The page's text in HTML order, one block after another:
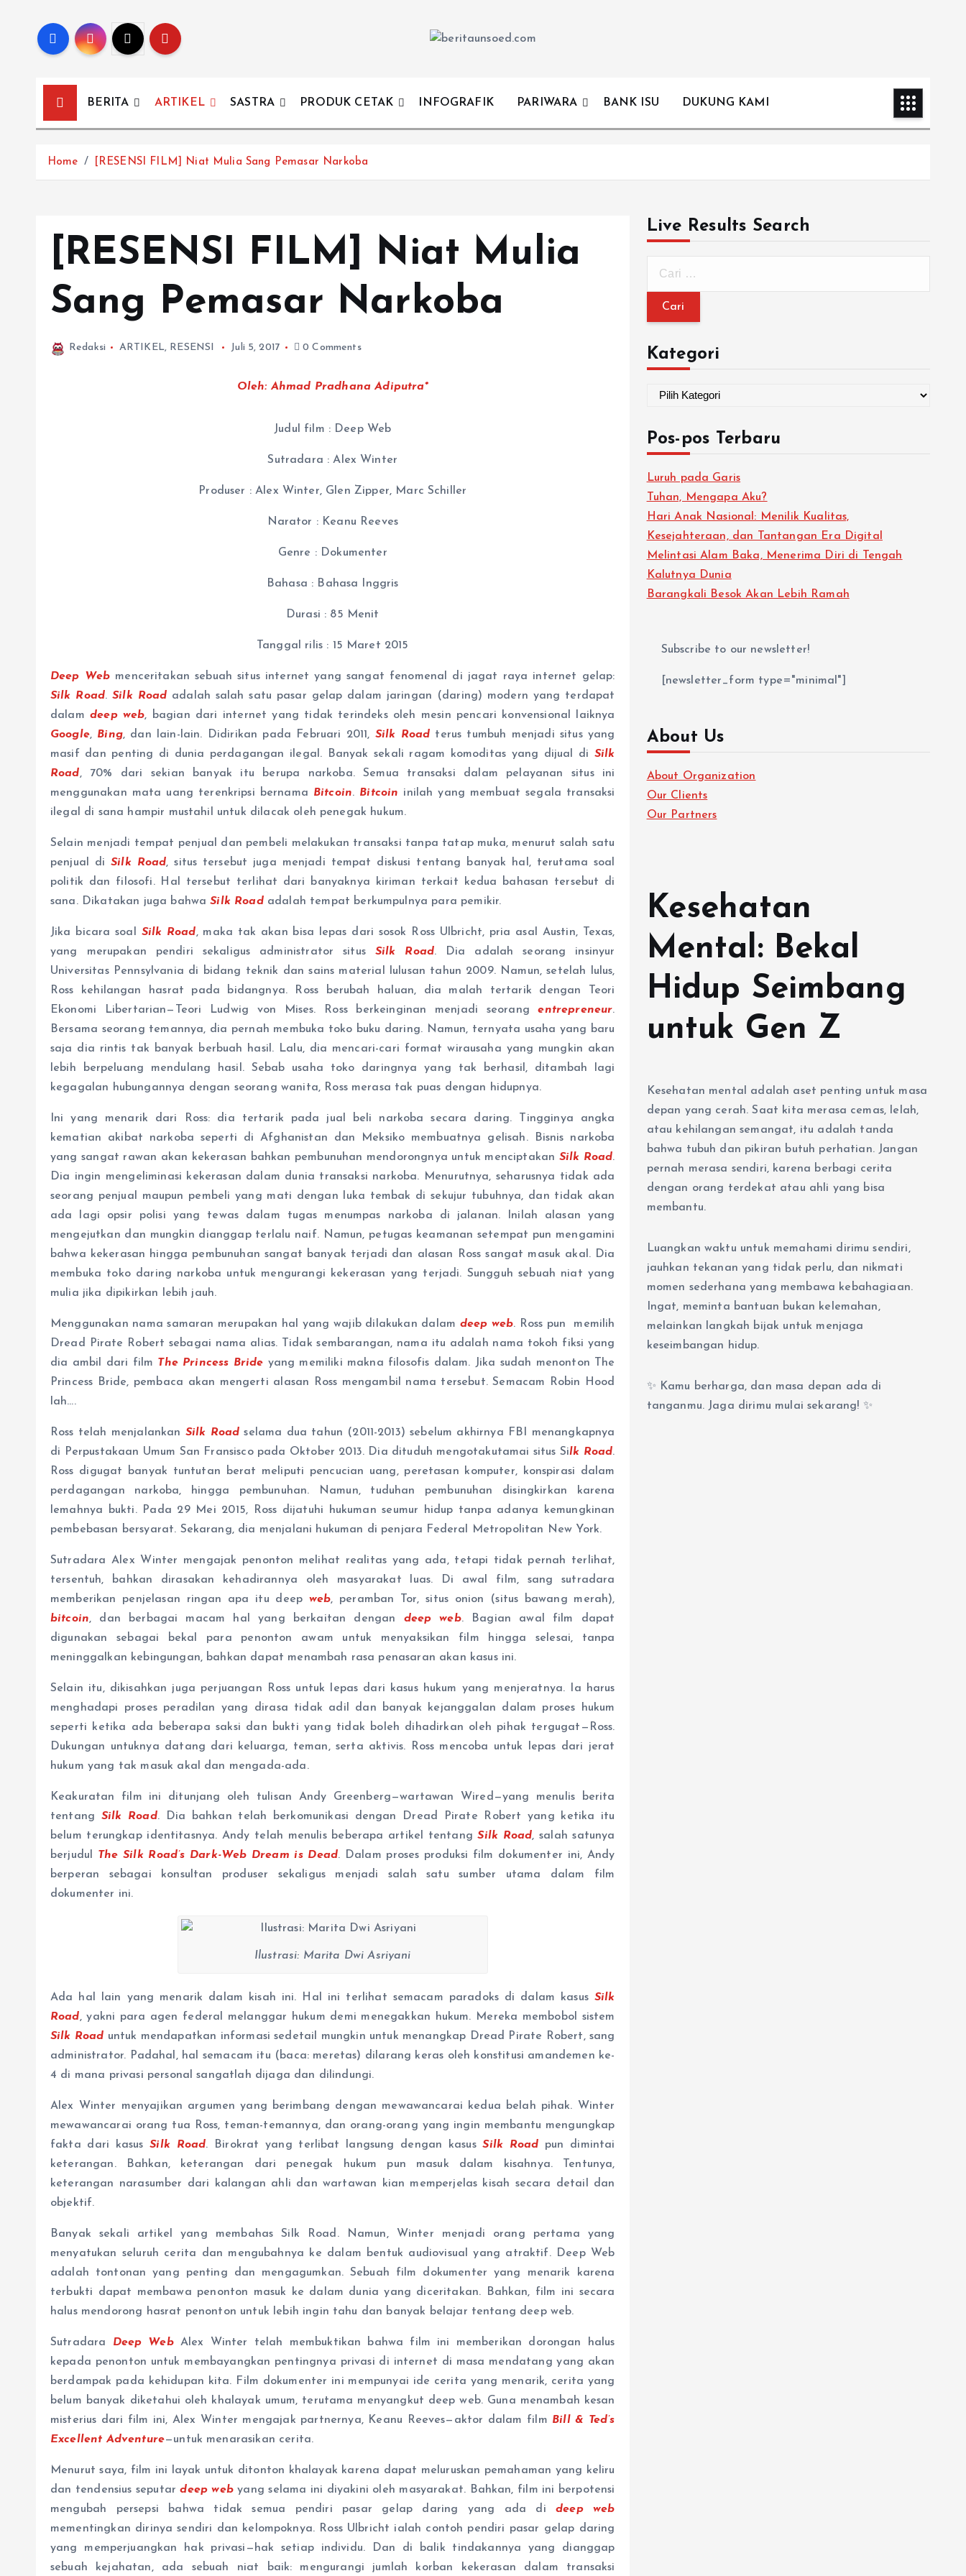
BERITA ARTIKEL SASTRA PRODUK CETAK INFOGRAFIK PARIWARA BANK ISU DUKUNG KAMI
Home [RESENSI FILM] Niat Mulia Sang Pemasar Narkoba
[RESENSI FILM] Niat Mulia
Sang Pemasar Narkoba
Redaksi ARTIKEL, RESENSI Juli 5, 2017 0 Comments
Oleh: Ahmad Pradhana Adiputra*
Judul film : Deep Web
Sutradara : Alex Winter
Produser : Alex Winter, Glen Zipper, Marc Schiller
Narator : Keanu Reeves
Genre : Dokumenter
Bahasa : Bahasa Inggris
Durasi : 85 Menit
Tanggal rilis : 15 Maret 2015
Deep Web menceritakan sebuah situs internet yang sangat fenomenal di jagat raya internet gelap:
Silk Road.Silk Road adalah salah satu pasar gelap dalam jaringan (daring) modern yang terdapat
dalamdeep web, bagian dari internet yang tidak terindeks oleh mesin pencari konvensional laiknya
Google, Bing, dan lain-lain. Didirikan pada Februari 2011, Silk Road terus tumbuh menjadi situs yang
masif dan penting di dunia perdagangan ilegal. Banyak sekali ragam komoditas yang dijual di Silk
Road, 70% dari sekian banyak itu berupa narkoba. Semua transaksi dalam pelayanan situs ini
menggunakan mata uang terenkripsi bernama Bitcoin. Bitcoin inilah yang membuat segala transaksi
ilegal di sana hampir mustahil untuk dilacak oleh penegak hukum.
Selain menjadi tempat penjual dan pembeli melakukan transaksi tanpa tatap muka, menurut salah satu
penjual diSilk Road, situs tersebut juga menjadi tempat diskusi tentang banyak hal, terutama soal
politik dan filosofi. Hal tersebut terlihat dari banyaknya kiriman terkait kedua bahasan tersebut di
sana. Dikatakan juga bahwaSilk Roadadalah tempat berkumpulnya para pemikir.
Jika bicara soal Silk Road, maka tak akan bisa lepas dari sosok Ross Ulbricht, pria asal Austin, Texas,
yang merupakan pendiri sekaligus administrator situs Silk Road. Dia adalah seorang insinyur
Universitas Pennsylvania di bidang teknik dan sains material lulusan tahun 2009. Namun, setelah lulus,
Ross kehilangan hasrat pada bidangnya. Ross berubah haluan, dia malah tertarik dengan Teori
Ekonomi Libertarian—Teori Ludwig von Mises. Ross berkeinginan menjadi seorangentrepreneur.
Bersama seorang temannya, dia pernah membuka toko buku daring. Namun, ternyata usaha yang baru
saja dia rintis tak banyak berbuah hasil. Lalu, dia mencari-cari format wirausaha yang mungkin akan
lebih berpeluang mendulang hasil. Sebab usaha toko daringnya yang tak berhasil, ditambah lagi
kegagalan hubungannya dengan seorang wanita, Ross merasa tak puas dengan hidupnya.
Ini yang menarik dari Ross: dia tertarik pada jual beli narkoba secara daring. Tingginya angka
kematian akibat narkoba seperti di Afghanistan dan Meksiko membuatnya gelisah. Bisnis narkoba
yang sangat rawan akan kekerasan bahkan pembunuhan mendorongnya untuk menciptakan Silk Road.
Dia ingin mengeliminasi kekerasan dalam dunia transaksi narkoba. Menurutnya, seharusnya tidak ada
seorang penjual maupun pembeli yang mati dengan luka tembak di sekujur tubuhnya, dan tidak akan
ada lagi opsir polisi yang tewas dalam tugas menumpas narkoba di jalanan. Inilah alasan yang
mengejutkan dan mungkin dianggap terlalu naif. Namun, petugas keamanan setempat pun mengamini
bahwa kekerasan hingga pembunuhan sangat banyak terjadi dan alasan Ross sangat masuk akal. Dia
membuka toko daring narkoba untuk mengurangi kekerasan yang terjadi. Sungguh sebuah niat yang
mulia jika dipikirkan lebih jauh.
Menggunakan nama samaran merupakan hal yang wajib dilakukan dalam deep web. Ross pun memilih
Dread Pirate Robert sebagai nama alias. Tidak sembarangan, nama itu adalah nama tokoh fiksi yang
dia ambil dari film The Princess Bride yang memiliki makna filosofis dalam. Jika sudah menonton The
Princess Bride, pembaca akan mengerti alasan Ross mengambil nama tersebut. Semacam Robin Hood
lah….
Ross telah menjalankan Silk Road selama dua tahun (2011-2013) sebelum akhirnya FBI menangkapnya
di Perpustakaan Umum San Fransisco pada Oktober 2013. Dia dituduh mengotakutamai situs Silk Road.
Ross digugat banyak tuntutan berat meliputi pencucian uang, peretasan komputer, konspirasi dalam
perdagangan narkoba, hingga pembunuhan. Namun, tuduhan pembunuhan disingkirkan karena
lemahnya bukti. Pada 29 Mei 2015, Ross dijatuhi hukuman seumur hidup tanpa adanya kemungkinan
pembebasan bersyarat. Sekarang, dia menjalani hukuman di penjara Federal Metropolitan New York.
Sutradara Alex Winter mengajak penonton melihat realitas yang ada, tetapi tidak pernah terlihat,
tersentuh, bahkan dirasakan kehadirannya oleh masyarakat luas. Di awal film, sang sutradara
memberikan penjelasan ringan apa itu deep web, peramban Tor, situs onion (situs bawang merah),
bitcoin, dan berbagai macam hal yang berkaitan dengan deep web. Bagian awal film dapat
digunakan sebagai bekal para penonton awam untuk menyaksikan film hingga selesai, tanpa
meninggalkan kebingungan, bahkan dapat menambah rasa penasaran akan kasus ini.
Selain itu, dikisahkan juga perjuangan Ross untuk lepas dari kasus hukum yang menjeratnya. Ia harus
menghadapi proses peradilan yang dirasa tidak adil dan banyak kejanggalan dalam proses hukum
seperti ketika ada beberapa saksi dan bukti yang tidak boleh dihadirkan oleh pihak tergugat—Ross.
Dukungan untuknya datang dari keluarga, teman, serta aktivis. Ross mencoba untuk lepas dari jerat
hukum yang tak masuk akal dan mengada-ada.
Keakuratan film ini ditunjang oleh tulisan Andy Greenberg—wartawan Wired—yang menulis berita
tentang Silk Road. Dia bahkan telah berkomunikasi dengan Dread Pirate Robert yang ketika itu
belum terungkap identitasnya. Andy telah menulis beberapa artikel tentangSilk Road, salah satunya
berjudul The Silk Road’s Dark-Web Dream is Dead. Dalam proses produksi film dokumenter ini, Andy
berperan sebagai konsultan produser sekaligus menjadi salah satu sumber utama dalam film
dokumenter ini.
Ilustrasi: Marita Dwi Asriyani
Ada hal lain yang menarik dalam kisah ini. Hal ini terlihat semacam paradoks di dalam kasus Silk
Road, yakni para agen federal melanggar hukum demi menegakkan hukum. Mereka membobol sistem
Silk Road untuk mendapatkan informasi sedetail mungkin untuk menangkap Dread Pirate Robert, sang
administrator. Padahal, hal semacam itu (baca: meretas) dilarang keras oleh konstitusi amandemen ke-
4 di mana privasi personal sangatlah dijaga dan dilindungi.
Alex Winter menyajikan argumen yang berimbang dengan mewawancarai kedua belah pihak. Winter
mewawancarai orang tua Ross, teman-temannya, dan orang-orang yang ingin membantu mengungkap
fakta dari kasusSilk Road. Birokrat yang terlibat langsung dengan kasusSilk Road pun dimintai
keterangan. Bahkan, keterangan dari penegak hukum pun masuk dalam kisahnya. Tentunya,
keterangan narasumber dari kalangan ahli dan wartawan kian memperjelas kisah secara detail dan
objektif.
Banyak sekali artikel yang membahas Silk Road. Namun, Winter menjadi orang pertama yang
menyatukan seluruh cerita dan mengubahnya ke dalam bentuk audiovisual yang atraktif. Deep Web
adalah tontonan yang penting dan mengagumkan. Sebuah film dokumenter yang menarik karena
terbukti dapat membawa penonton masuk ke dalam dunia yang diceritakan. Bahkan, film ini secara
halus mendorong hasrat penonton untuk lebih ingin tahu dan banyak belajar tentang deep web.
Sutradara Deep WebAlex Winter telah membuktikan bahwa film ini memberikan dorongan halus
kepada penonton untuk membayangkan pentingnya privasi di internet di masa mendatang yang akan
berdampak pada kehidupan kita. Film dokumenter ini mempunyai ide cerita yang menarik, cerita yang
belum banyak diketahui oleh khalayak umum, terutama menyangkut deep web. Guna menambah kesan
misterius dari film ini, Alex Winter mengajak partnernya, Keanu Reeves—aktor dalam film Bill & Ted’s
Excellent Adventure—untuk menarasikan cerita.
Menurut saya, film ini layak untuk ditonton khalayak karena dapat meluruskan pemahaman yang keliru
dan tendensius seputardeep webyang selama ini diyakini oleh masyarakat. Bahkan, film ini berpotensi
mengubah persepsi bahwa tidak semua pendiri pasar gelap daring yang ada dideep web
mementingkan dirinya sendiri dan kelompoknya. Ross Ulbricht ialah contoh pendiri pasar gelap daring
yang memperjuangkan hak privasi—hak setiap individu. Dan di balik tindakannya yang dianggap
sebuah kejahatan, ada sebuah niat baik: mengurangi jumlah korban kekerasan dalam transaksi
Live Results Search
Kategori
Pos-pos Terbaru
Luruh pada Garis
Tuhan, Mengapa Aku?
Hari Anak Nasional: Menilik Kualitas,
Kesejahteraan, dan Tantangan Era Digital
Melintasi Alam Baka, Menerima Diri di Tengah
Kalutnya Dunia
Barangkali Besok Akan Lebih Ramah
Subscribe to our newsletter!
[newsletter_form type="minimal"]
About Us
About Organization
Our Clients
Our Partners
Kesehatan
Mental: Bekal
Hidup Seimbang
untuk Gen Z
Kesehatan mental adalah aset penting untuk masa
depan yang cerah. Saat kita merasa cemas, lelah,
atau kehilangan semangat, itu adalah tanda
bahwa tubuh dan pikiran butuh perhatian. Jangan
pernah merasa sendiri, karena berbagi cerita
dengan orang terdekat atau ahli yang bisa
membantu.
Luangkan waktu untuk memahami dirimu sendiri,
jauhkan tekanan yang tidak perlu, dan nikmati
momen sederhana yang membawa kebahagiaan.
Ingat, meminta bantuan bukan kelemahan,
melainkan langkah bijak untuk menjaga
keseimbangan hidup.
✨ Kamu berharga, dan masa depan ada di
tanganmu. Jaga dirimu mulai sekarang! ✨